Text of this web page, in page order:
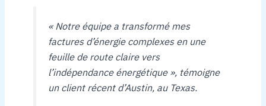
« Notre équipe a transformé mes
factures d’énergie complexes en une
feuille de route claire vers
l’indépendance énergétique », témoigne
un client récent d’Austin, au Texas.